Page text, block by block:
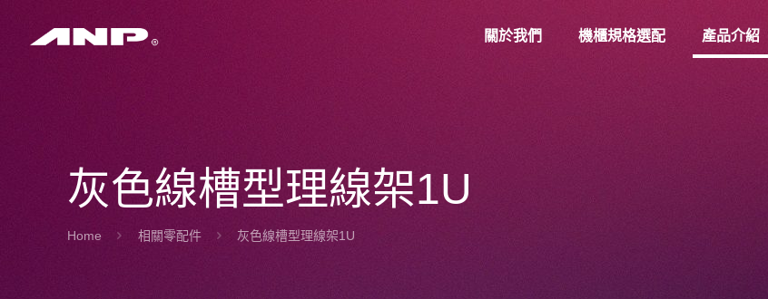
關於我們 機櫃規格選配 產品介紹
灰色線槽型理線架1U
Home 相關零配件 灰色線槽型理線架1U